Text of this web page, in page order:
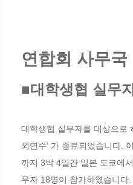
연합회 사무국
■대학생협 실무
대학생협 실무자를 대상으로
외연수’ 가 종료되었습니다.
까지 3박 4일간 일본 도쿄에
무자 18명이 참가하였습니다